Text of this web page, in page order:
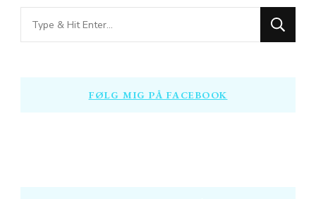
Looking
for
FØLG MIG PÅ FACEBOOK